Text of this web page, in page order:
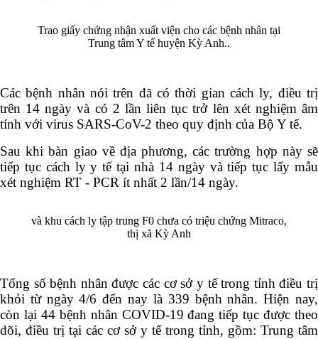
Trao giấy chứng nhận xuất viện cho các bệnh nhân tại
Trung tâm Y tế huyện Kỳ Anh..
Các bệnh nhân nói trên đã có thời gian cách ly, điều trị
trên 14 ngày và có 2 lần liên tục trở lên xét nghiệm âm
tính với virus SARS-CoV-2 theo quy định của Bộ Y tế.
Sau khi bàn giao về địa phương, các trường hợp này sẽ
tiếp tục cách ly y tế tại nhà 14 ngày và tiếp tục lấy mẫu
xét nghiệm RT - PCR ít nhất 2 lần/14 ngày.
và khu cách ly tập trung F0 chưa có triệu chứng Mitraco,
thị xã Kỳ Anh
Tổng số bệnh nhân được các cơ sở y tế trong tỉnh điều trị
khỏi từ ngày 4/6 đến nay là 339 bệnh nhân. Hiện nay,
còn lại 44 bệnh nhân COVID-19 đang tiếp tục được theo
dõi, điều trị tại các cơ sở y tế trong tỉnh, gồm: Trung tâm